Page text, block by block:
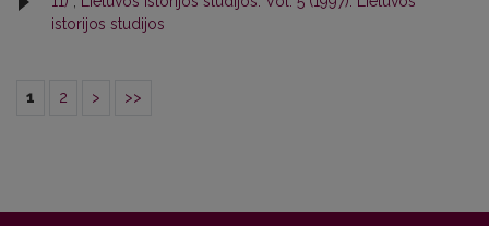
istorijos studijos
1 2 > >>